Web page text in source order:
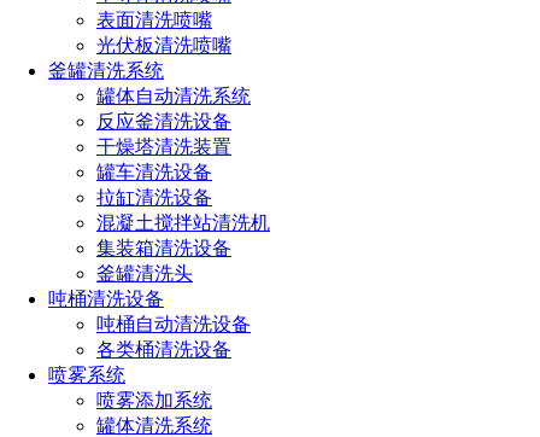
表面清洗喷嘴
光伏板清洗喷嘴
釜罐清洗系统
罐体自动清洗系统
反应釜清洗设备
干燥塔清洗装置
罐车清洗设备
拉缸清洗设备
混凝土搅拌站清洗机
集装箱清洗设备
釜罐清洗头
吨桶清洗设备
吨桶自动清洗设备
各类桶清洗设备
喷雾系统
喷雾添加系统
罐体清洗系统
空心锥形喷射: 提供环形覆盖，适用于特定的清洗场景，尤其
是在高效清洗的要求下。
扇形喷射: 适合表面清洗，如清洗罐体的侧壁和底部。
5. 压力和流量
操作压力: 不同的喷嘴设计用于不同的操作压力范围。选择喷
嘴时要确保其压力范围适合清洗设备的工作压力。
流量: 喷嘴的流量应与泵的输出相匹配，并满足清洗的需求。
通常情况下，流量越大，清洗效率越高，但也需要考虑设备和
罐体的承受能力。
6. 耐用性和维护
耐磨性: 根据清洗液体的性质，选择耐磨性高的喷嘴材质，以
延长使用寿命。